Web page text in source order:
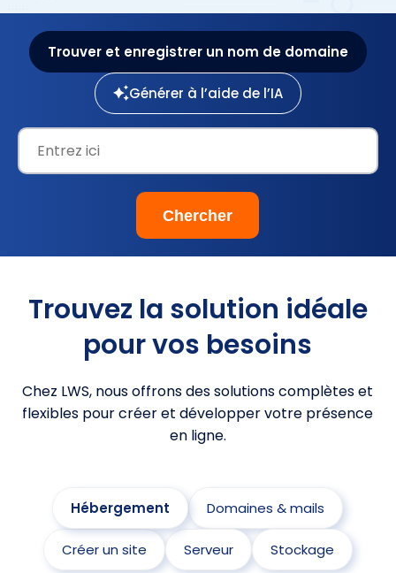
Trouver et enregistrer un nom de domaine
Générer à l’aide de l’IA
Trouvez la solution idéale
pour vos besoins
Chez LWS, nous offrons des solutions complètes et
flexibles pour créer et développer votre présence
en ligne.
Hébergement Domaines & mails
Créer un site Serveur Stockage